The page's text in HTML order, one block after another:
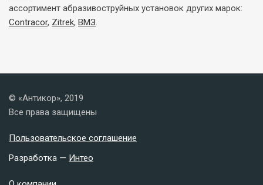
ассортимент абразивоструйных установок других марок:
Contracor, Zitrek, ВМЗ
© «Антикор», 2019
Все права защищены
Пользовательское соглашение
Разработка — Интео